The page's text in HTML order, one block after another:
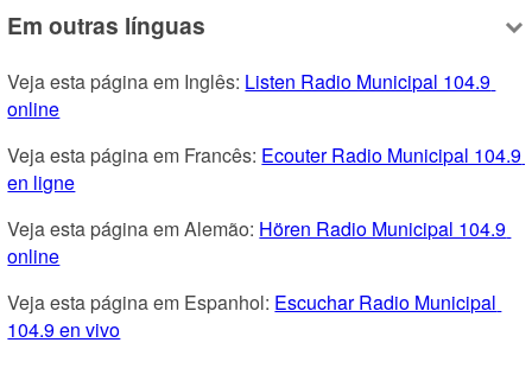
Em outras línguas
Veja esta página em Inglês: Listen Radio Municipal 104.9
online
Veja esta página em Francês: Ecouter Radio Municipal 104.9
en ligne
Veja esta página em Alemão: Hören Radio Municipal 104.9
online
Veja esta página em Espanhol: Escuchar Radio Municipal
104.9 en vivo